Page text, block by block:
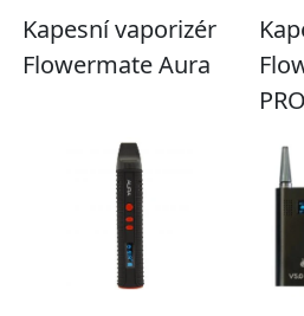
Kapesní vaporizér
Flowermate Aura